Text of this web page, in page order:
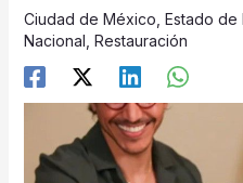
Ciudad de México Estado de
Nacional Restauración